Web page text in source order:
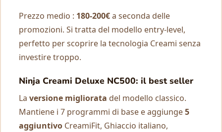
Prezzo medio : 180-200€a seconda delle
promozioni. Si tratta del modello entry-level,
perfetto per scoprire la tecnologia Creami senza
investire troppo.
Ninja Creami Deluxe NC500: il best seller
La versione migliorata del modello classico.
Mantiene i 7 programmi di base e aggiunge5
aggiuntivo CreamiFit, Ghiaccio italiano,